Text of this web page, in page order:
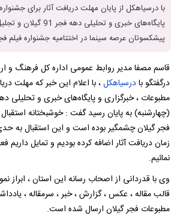
با درسیاهکل از پایان مهلت دریافت آثار برای
پایگاه‌های خبری و تحلیلی
پیشکسوتان عرصه سینما در اختتامیه جشنواره فیلم
قاسم مصفا مدیر روابط عمومی اداره کل فرهنگ و
درگفتگو بادرسیاهکل، با اعلام این خبر که مهلت
(چهارشنبه) به پایان رسید گفت : خوشبختانه
فجر گیلان چشمگیر بوده است و این استقبال به
زمان دریافت آثار اضافه کرده بودیم و تمایل داریم
نمائیم.
قالب مقاله ، عکس ، گزارش ، خبر ، سرمقاله ،
مطبوعات فجر گیلان ارسال شده است.